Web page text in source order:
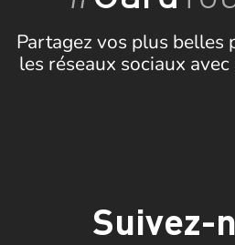
Partagez vos plus belles
les réseaux sociaux
Suivez-